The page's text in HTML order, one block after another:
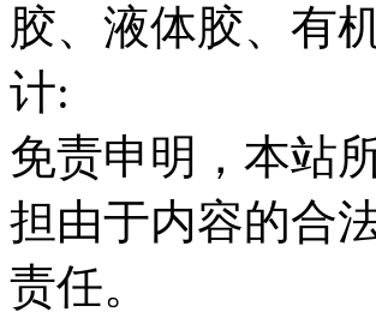
胶、液体胶、有
计:
免责申明，本站
担由于内容的合
责任。